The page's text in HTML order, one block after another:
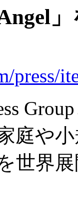
press/
庭や
世界